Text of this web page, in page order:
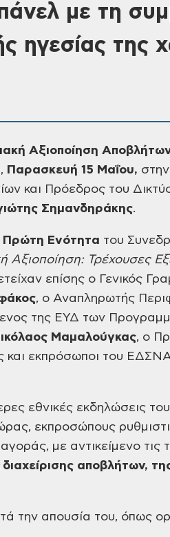
με τη
ηγεσίας της
Αξιοποίηση
Παρασκευή 15 Μαΐου,
και Πρόεδρος του
Σημανδηράκης.
Πρώτη Ενότητα του
Τρέχουσες
επίσης ο Γενικός
, ο Αναπληρωτής
της ΕΥΔ των
Μαμαλούγκας, ο
και εκπρόσωποι του ΕΔΣΝΑ
εθνικές εκδηλώσεις
εκπροσώπους
με αντικείμενο τις
διαχείρισης αποβλήτων,
την απουσία του, όπως